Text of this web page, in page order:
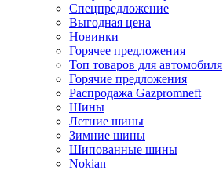
Спецпредложение
Выгодная цена
Новинки
Горячее предложения
Топ товаров для автомобиля
Горячие предложения
Распродажа Gazpromneft
Шины
Летние шины
Зимние шины
Шипованные шины
Nokian